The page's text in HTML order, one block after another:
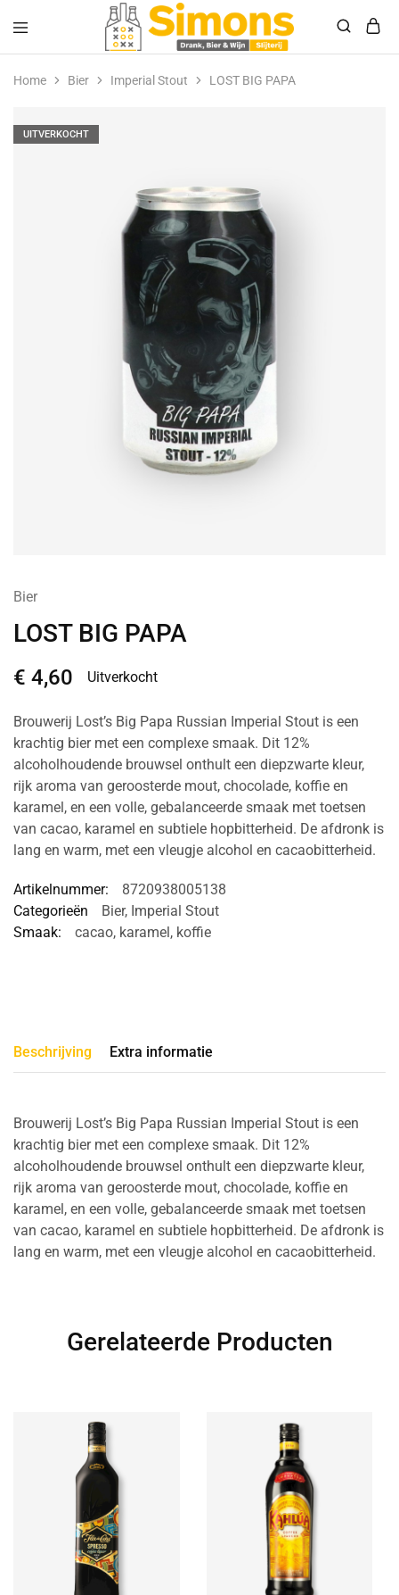
Simonsdrank.nl
Drank,
Bier
&
Home Bier Imperial Stout LOST BIG PAPA
UITVERKOCHT
Bier
LOST BIG PAPA
€ 4,60 Uitverkocht
Brouwerij Lost’s Big Papa Russian Imperial Stout is een
krachtig bier met een complexe smaak. Dit 12%
alcoholhoudende brouwsel onthult een diepzwarte kleur,
rijk aroma van geroosterde mout, chocolade, koffie en
karamel, en een volle, gebalanceerde smaak met toetsen
van cacao, karamel en subtiele hopbitterheid. De afdronk is
lang en warm, met een vleugje alcohol en cacaobitterheid.
Artikelnummer:
8720938005138
Categorieën
Bier, Imperial Stout
Smaak:
cacao, karamel, koffie
Beschrijving Extra informatie
Brouwerij Lost’s Big Papa Russian Imperial Stout is een
krachtig bier met een complexe smaak. Dit 12%
alcoholhoudende brouwsel onthult een diepzwarte kleur,
rijk aroma van geroosterde mout, chocolade, koffie en
karamel, en een volle, gebalanceerde smaak met toetsen
van cacao, karamel en subtiele hopbitterheid. De afdronk is
lang en warm, met een vleugje alcohol en cacaobitterheid.
Gerelateerde Producten